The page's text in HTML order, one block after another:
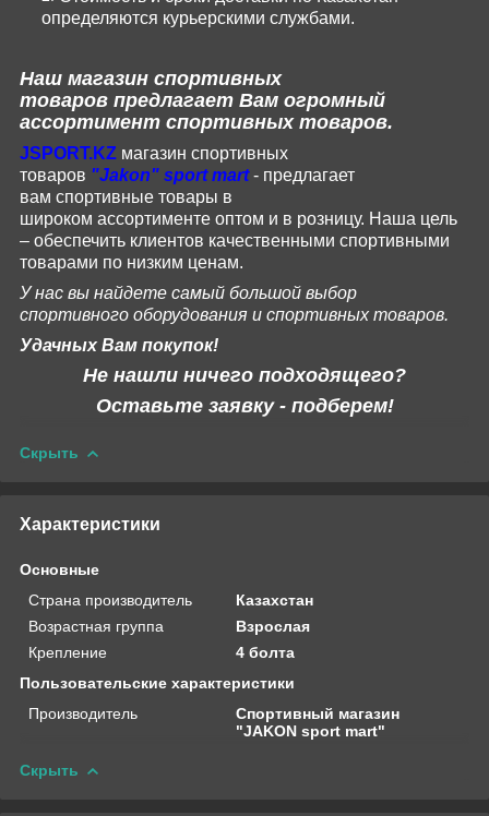
определяются курьерскими службами.
Наш магазин спортивных
товаров предлагает Вам огромный
ассортимент спортивных товаров.
JSPORT.KZ магазин спортивных
товаров "Jakon" sport mart - предлагает
вам спортивные товары в
широком ассортименте оптом и в розницу. Наша цель
– обеспечить клиентов качественными спортивными
товарами по низким ценам.
У нас вы найдете самый большой выбор
спортивного оборудования и спортивных товаров.
Удачных Вам покупок!
Не нашли ничего подходящего?
Оставьте заявку - подберем!
Скрыть
Характеристики
Основные
Страна производитель
Казахстан
Возрастная группа
Взрослая
Крепление
4 болта
Пользовательские характеристики
Производитель
Спортивный магазин
"JAKON sport mart"
Скрыть